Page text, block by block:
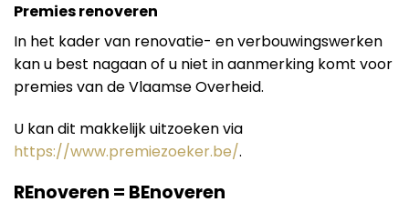
Premies renoveren
In het kader van renovatie- en verbouwingswerken
kan u best nagaan of u niet in aanmerking komt voor
premies van de Vlaamse Overheid.
U kan dit makkelijk uitzoeken via
https://www.premiezoeker.be/.
REnoveren = BEnoveren